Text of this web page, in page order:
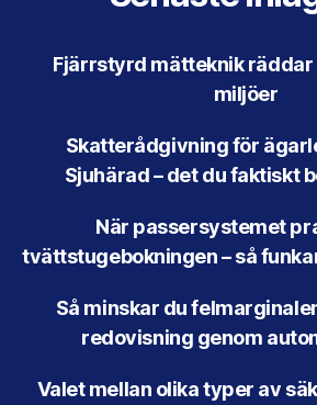
Fjärrstyrd mätteknik
miljöer
Skatterådgivning för
Sjuhärad – det du faktiskt
När passersystemet
tvättstugebokningen – så
Så minskar du
redovisning genom
Valet mellan olika typer av